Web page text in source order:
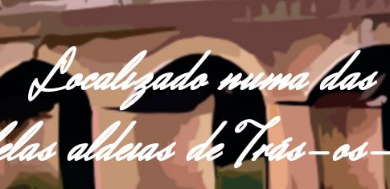
Localizado numa das
aldeias de Trás-